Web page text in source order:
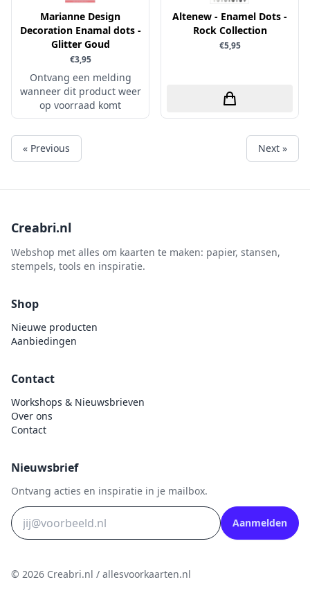
Marianne Design
Decoration Enamal dots -
Glitter Goud
€3,95
Ontvang een melding
wanneer dit product weer
op voorraad komt
Altenew - Enamel Dots -
Rock Collection
€5,95
« Previous Next »
Creabri.nl
Webshop met alles om kaarten te maken: papier, stansen,
stempels, tools en inspiratie.
Shop
Nieuwe producten
Aanbiedingen
Contact
Workshops & Nieuwsbrieven
Over ons
Contact
Nieuwsbrief
Ontvang acties en inspiratie in je mailbox.
Aanmelden
© 2026 Creabri.nl / allesvoorkaarten.nl